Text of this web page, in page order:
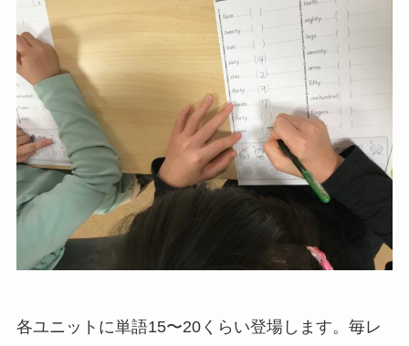
各ユニットに単語15〜20くらい登場します。毎レ